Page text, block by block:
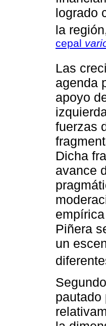
logrado
la
cepal
Las
agenda
apoyo
fuerzas
Dicha
avance
Piñera
un
pautado